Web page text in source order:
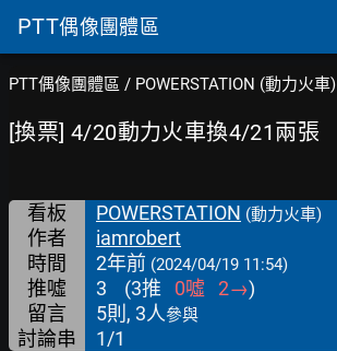
PTT偶像團體區
PTT偶像團體區 / POWERSTATION (動力火車)
[換票] 4/20動力火車換4/21兩張
看板 POWERSTATION (動力火車)
作者
iamrobert
時間
2年前 (2024/04/19 11:54)
推噓 3 (3推 0噓 2→)
留言
5則, 3人參與
討論串 1/1